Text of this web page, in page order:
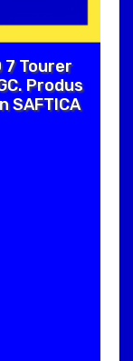
7 Tourer
Produs
SAFTICA